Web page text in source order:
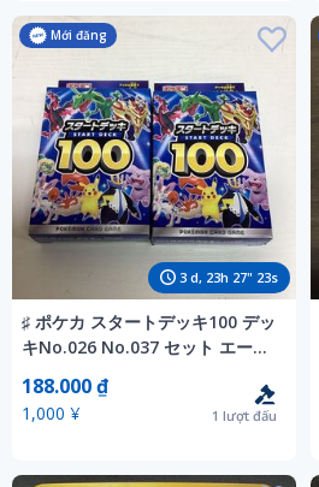
3d, 23h 27" 21s
Mới đăng
♯ ポケカ スタートデッキ100 デッ
キNo.026 No.037 セット エーフ
ィVMAX ブラッキーVMAX まと
め 開封済
188.000 ₫
1,000 ¥ 1 lượt đấu